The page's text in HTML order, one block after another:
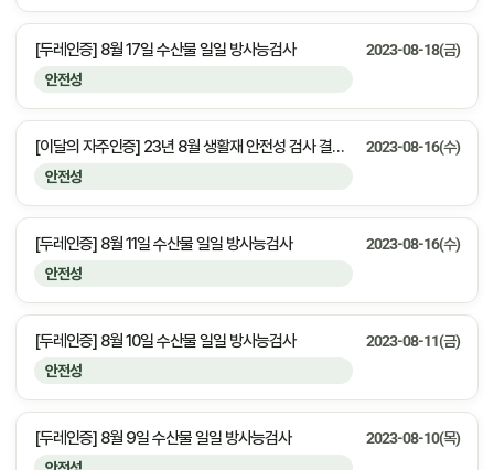
안전성
[두레인증] 8월 17일 수산물 일일 방사능검사 2023-08-18(금)
안전성
[이달의 자주인증] 23년 8월 생활재 안전성 검사 결과 안내 2023-08-16(수)
안전성
[두레인증] 8월 11일 수산물 일일 방사능검사 2023-08-16(수)
안전성
[두레인증] 8월 10일 수산물 일일 방사능검사 2023-08-11(금)
[두레인증] 8월 9일 수산물 일일 방사능검사 2023-08-10(목)